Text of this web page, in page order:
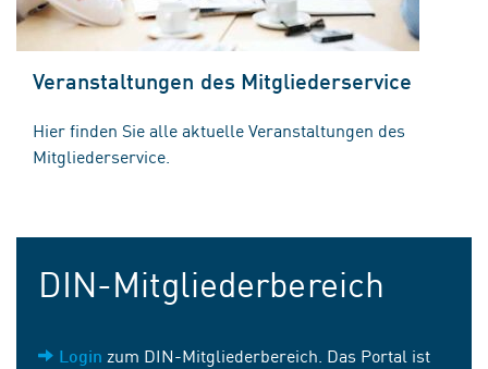
Veranstaltungen des Mitgliederservice
Hier finden Sie alle aktuelle Veranstaltungen des
Mitgliederservice.
DIN-Mitgliederbereich
Login zum DIN-Mitgliederbereich. Das Portal ist